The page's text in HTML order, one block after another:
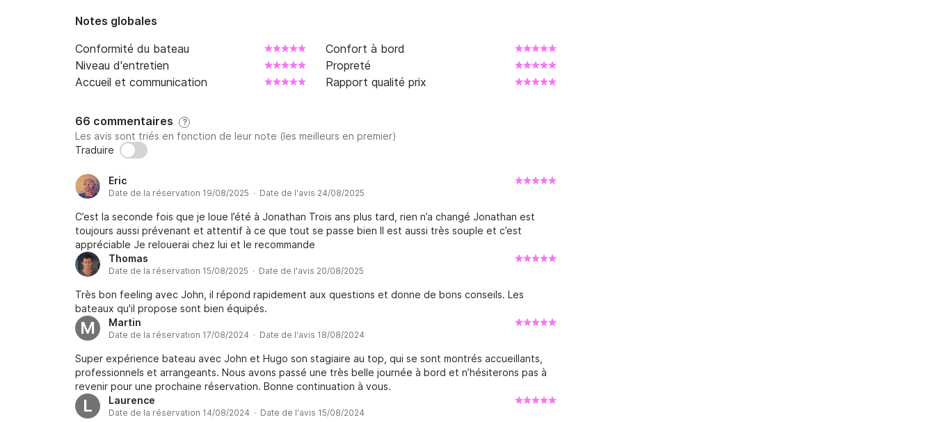
DEMANDER VOS OFFRE SUR MESURE PUIS VALIDER PLUS QU'A PROFITER
parking gratuit  300 m du bateau
Pour les jeunes permis une caution supplémentaire est demander
Notes globales
Conformité du bateau
Confort à bord
Niveau d'entretien
Propreté
Accueil et communication
Rapport qualité prix
66 commentaires ?
Les avis sont triés en fonction de leur note (les meilleurs en premier)
Traduire
Eric
Date de la réservation 19/08/2025 · Date de l'avis 24/08/2025
C’est la seconde fois que je loue l’été à Jonathan Trois ans plus tard, rien n’a changé Jonathan est
toujours aussi prévenant et attentif à ce que tout se passe bien Il est aussi très souple et c’est
appréciable Je relouerai chez lui et le recommande
Thomas
Date de la réservation 15/08/2025 · Date de l'avis 20/08/2025
Très bon feeling avec John, il répond rapidement aux questions et donne de bons conseils. Les
bateaux qu'il propose sont bien équipés.
M Martin
Date de la réservation 17/08/2024 · Date de l'avis 18/08/2024
Super expérience bateau avec John et Hugo son stagiaire au top, qui se sont montrés accueillants,
professionnels et arrangeants. Nous avons passé une très belle journée à bord et n’hésiterons pas à
revenir pour une prochaine réservation. Bonne continuation à vous.
L Laurence
Date de la réservation 14/08/2024 · Date de l'avis 15/08/2024